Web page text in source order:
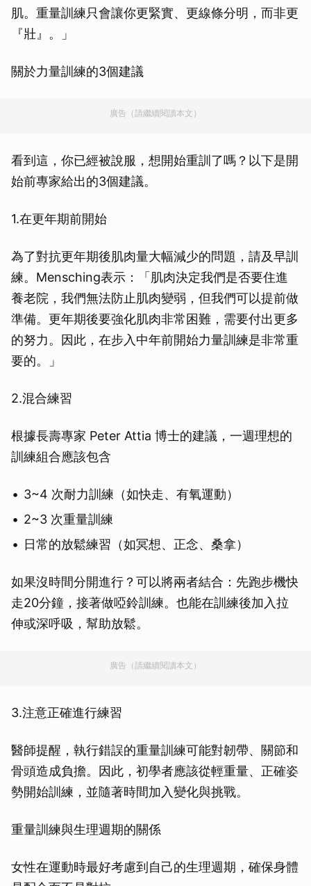
肌。重量訓練只會讓你更緊實、更線條分明，而非更
『壯』。」
關於力量訓練的3個建議
廣告（請繼續閱讀本文）
看到這，你已經被說服，想開始重訓了嗎？以下是開
始前專家給出的3個建議。
1.在更年期前開始
為了對抗更年期後肌肉量大幅減少的問題，請及早訓
練。Mensching表示：「肌肉決定我們是否要住進
養老院，我們無法防止肌肉變弱，但我們可以提前做
準備。更年期後要強化肌肉非常困難，需要付出更多
的努力。因此，在步入中年前開始力量訓練是非常重
要的。」
2.混合練習
根據長壽專家 Peter Attia 博士的建議，一週理想的
訓練組合應該包含
3~4 次耐力訓練（如快走、有氧運動）
2~3 次重量訓練
日常的放鬆練習（如冥想、正念、桑拿）
如果沒時間分開進行？可以將兩者結合：先跑步機快
走20分鐘，接著做啞鈴訓練。也能在訓練後加入拉
伸或深呼吸，幫助放鬆。
廣告（請繼續閱讀本文）
3.注意正確進行練習
醫師提醒，執行錯誤的重量訓練可能對韌帶、關節和
骨頭造成負擔。因此，初學者應該從輕重量、正確姿
勢開始訓練，並隨著時間加入變化與挑戰。
重量訓練與生理週期的關係
女性在運動時最好考慮到自己的生理週期，確保身體